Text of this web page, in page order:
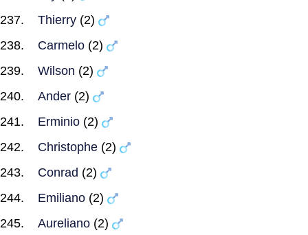
Thierry (2)
Carmelo (2)
Wilson (2)
Ander (2)
Erminio (2)
Christophe (2)
Conrad (2)
Emiliano (2)
Aureliano (2)